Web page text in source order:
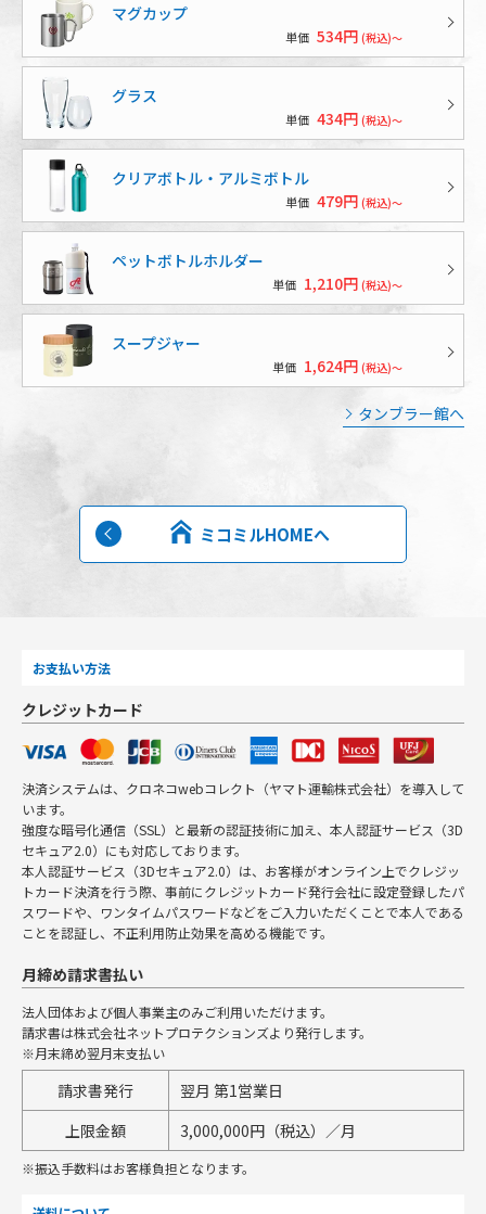
マグカップ
単価 534円 (税込)～
グラス
単価 434円 (税込)～
クリアボトル・アルミボトル
単価 479円 (税込)～
ペットボトルホルダー
単価 1,210円 (税込)～
スープジャー
単価 1,624円 (税込)～
タンブラー館へ
ミコミルHOMEへ
お支払い方法
クレジットカード
決済システムは、クロネコwebコレクト（ヤマト運輸株式会社）を導入して
います。
強度な暗号化通信（SSL）と最新の認証技術に加え、本人認証サービス（3D
セキュア2.0）にも対応しております。
本人認証サービス（3Dセキュア2.0）は、お客様がオンライン上でクレジッ
トカード決済を行う際、事前にクレジットカード発行会社に設定登録したパ
スワードや、ワンタイムパスワードなどをご入力いただくことで本人である
ことを認証し、不正利用防止効果を高める機能です。
月締め請求書払い
法人団体および個人事業主のみご利用いただけます。
請求書は株式会社ネットプロテクションズより発行します。
※月末締め翌月末支払い
請求書発行
翌月 第1営業日
上限金額
3,000,000円（税込）／月
※振込手数料はお客様負担となります。